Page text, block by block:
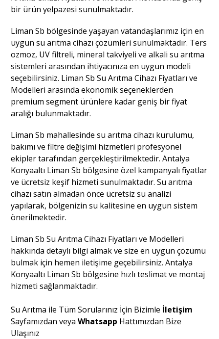
bir ürün yelpazesi sunulmaktadır.
Liman Sb bölgesinde yaşayan vatandaşlarımız için en
uygun su arıtma cihazı çözümleri sunulmaktadır. Ters
ozmoz, UV filtreli, mineral takviyeli ve alkali su arıtma
sistemleri arasından ihtiyacınıza en uygun modeli
seçebilirsiniz. Liman Sb Su Arıtma Cihazı Fiyatları ve
Modelleri arasında ekonomik seçeneklerden
premium segment ürünlere kadar geniş bir fiyat
aralığı bulunmaktadır.
Liman Sb mahallesinde su arıtma cihazı kurulumu,
bakımı ve filtre değişimi hizmetleri profesyonel
ekipler tarafından gerçekleştirilmektedir. Antalya
Konyaaltı Liman Sb bölgesine özel kampanyalı fiyatlar
ve ücretsiz keşif hizmeti sunulmaktadır. Su arıtma
cihazı satın almadan önce ücretsiz su analizi
yapılarak, bölgenizin su kalitesine en uygun sistem
önerilmektedir.
Liman Sb Su Arıtma Cihazı Fiyatları ve Modelleri
hakkında detaylı bilgi almak ve size en uygun çözümü
bulmak için hemen iletişime geçebilirsiniz. Antalya
Konyaaltı Liman Sb bölgesine hızlı teslimat ve montaj
hizmeti sağlanmaktadır.
Su Arıtma ile Tüm Sorularınız İçin Bizimle İletişim
Sayfamızdan veyaWhatsapp Hattımızdan Bize
Ulaşınız